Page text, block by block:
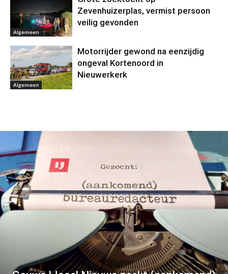
Algemeen
Zevenhuizerplas, vermist persoon
veilig gevonden
Algemeen
Motorrijder gewond na eenzijdig
ongeval Kortenoord in
Nieuwerkerk